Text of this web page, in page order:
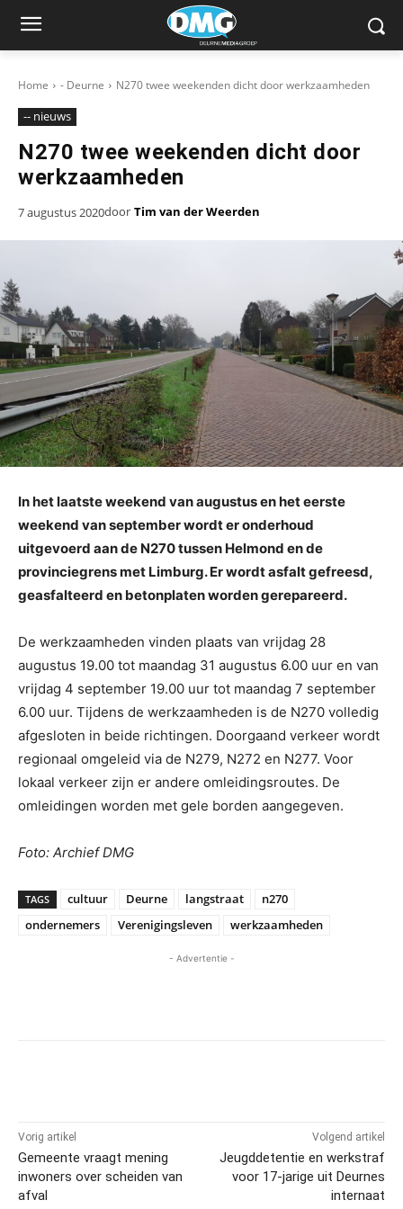
Home - Deurne N270 twee weekenden dicht door werkzaamheden
-- nieuws
N270 twee weekenden dicht door
werkzaamheden
7 augustus 2020door Tim van der Weerden
In het laatste weekend van augustus en het eerste
weekend van september wordt er onderhoud
uitgevoerd aan de N270 tussen Helmond en de
provinciegrens met Limburg. Er wordt asfalt gefreesd,
geasfalteerd en betonplaten worden gerepareerd.
De werkzaamheden vinden plaats van vrijdag 28
augustus 19.00 tot maandag 31 augustus 6.00 uur en van
vrijdag 4 september 19.00 uur tot maandag 7 september
6.00 uur. Tijdens de werkzaamheden is de N270 volledig
afgesloten in beide richtingen. Doorgaand verkeer wordt
regionaal omgeleid via de N279, N272 en N277. Voor
lokaal verkeer zijn er andere omleidingsroutes. De
omleidingen worden met gele borden aangegeven.
Foto: Archief DMG
TAGS cultuur Deurne langstraat
n270
ondernemers
Verenigingsleven werkzaamheden
- Advertentie -
Vorig artikel
Gemeente vraagt mening
inwoners over scheiden van
afval
Volgend artikel
Jeugddetentie en werkstraf
voor 17-jarige uit Deurnes
internaat